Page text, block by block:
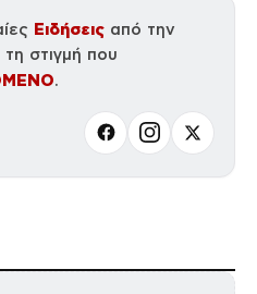
Ειδήσεις από την
στιγμή που
.